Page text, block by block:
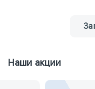
Наши акции